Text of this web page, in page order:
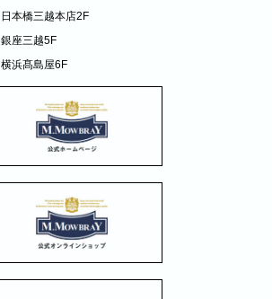
日本橋三越本店2F
銀座三越5F
横浜髙島屋6F